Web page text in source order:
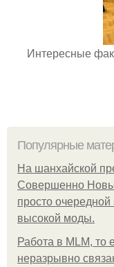
Интересные
Популярные
На шанхайской
Совершенно
просто
высокой моды.
Работа в MLM, то
неразрывно